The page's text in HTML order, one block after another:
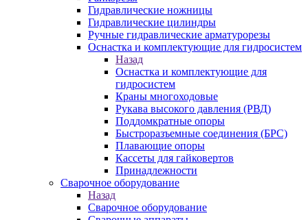
Гидравлические ножницы
Гидравлические цилиндры
Ручные гидравлические арматурорезы
Оснастка и комплектующие для гидросистем
Назад
Оснастка и комплектующие для
гидросистем
Краны многоходовые
Рукава высокого давления (РВД)
Поддомкратные опоры
Быстроразъемные соединения (БРС)
Плавающие опоры
Кассеты для гайковертов
Принадлежности
Сварочное оборудование
Назад
Сварочное оборудование